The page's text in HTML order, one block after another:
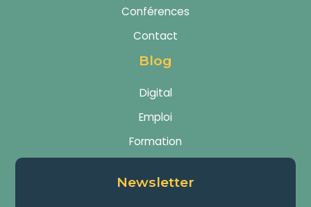
Conférences
Contact
Blog
Digital
Emploi
Formation
Newsletter